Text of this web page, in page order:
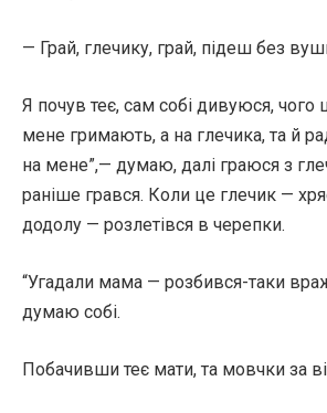
— Грай, глечику, грай, підеш без
Я почув теє, сам собі дивуюся, чого
мене гримають, а на глечика, та й
на мене”,— думаю, далі граюся з
раніше грався. Коли це глечик —
додолу — розлетівся в черепки.
“Угадали мама — розбився-таки
думаю собі.
Побачивши теє мати, та мовчки за